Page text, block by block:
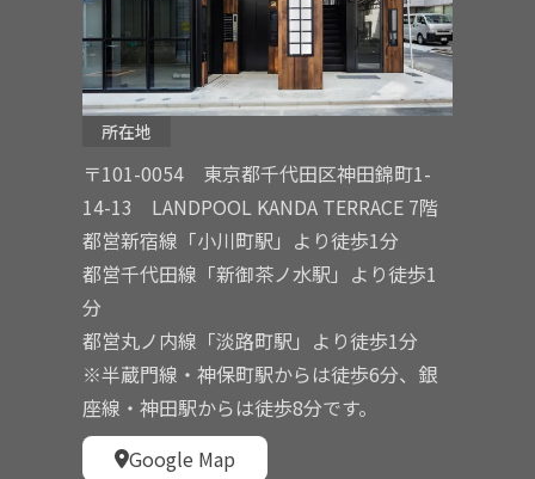
所在地
〒101-0054 東京都千代田区神田錦町1-
14-13 LANDPOOL KANDA TERRACE 7階
都営新宿線「小川町駅」より徒歩1分
都営千代田線「新御茶ノ水駅」より徒歩1
分
都営丸ノ内線「淡路町駅」より徒歩1分
※半蔵門線・神保町駅からは徒歩6分、銀
座線・神田駅からは徒歩8分です。
Google Map